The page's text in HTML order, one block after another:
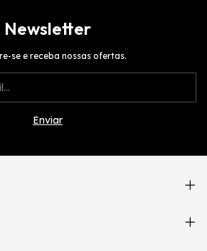
Newsletter
se e receba nossas ofertas.